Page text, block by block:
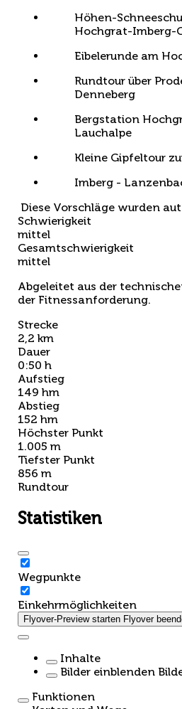
Höhen-
Hochgrat-Imberg-
Eibelerunde am
Rundtour über
Denneberg
Bergstation
Lauchalpe
Kleine Gipfeltour
Imberg -
Diese Vorschläge wurden
Schwierigkeit
mittel
Gesamtschwierigkeit
mittel
Abgeleitet aus der
der Fitnessanforderung.
Strecke
2,2 km
Dauer
0:50 h
Aufstieg
149 hm
Abstieg
152 hm
Höchster Punkt
1.005 m
Tiefster Punkt
856 m
Rundtour
Statistiken
Wegpunkte
Einkehrmöglichkeiten
Flyover-Preview starten Flyover
Inhalte
Bilder einblenden
Funktionen